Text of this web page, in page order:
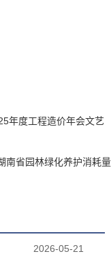
年度工程造价年会文艺
南省园林绿化养护消耗量
2026-05-21